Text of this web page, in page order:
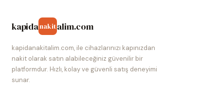
kapidanakitalim.com
kapidanakitalim.com, ile cihazlarınızı kapınızdan
nakit olarak satın alabileceğiniz güvenilir bir
platformdur. Hızlı, kolay ve güvenli satış deneyimi
sunar.